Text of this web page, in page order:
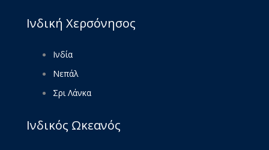
Ινδική Χερσόνησος
Ινδία
Νεπάλ
Σρι Λάνκα
Ινδικός Ωκεανός